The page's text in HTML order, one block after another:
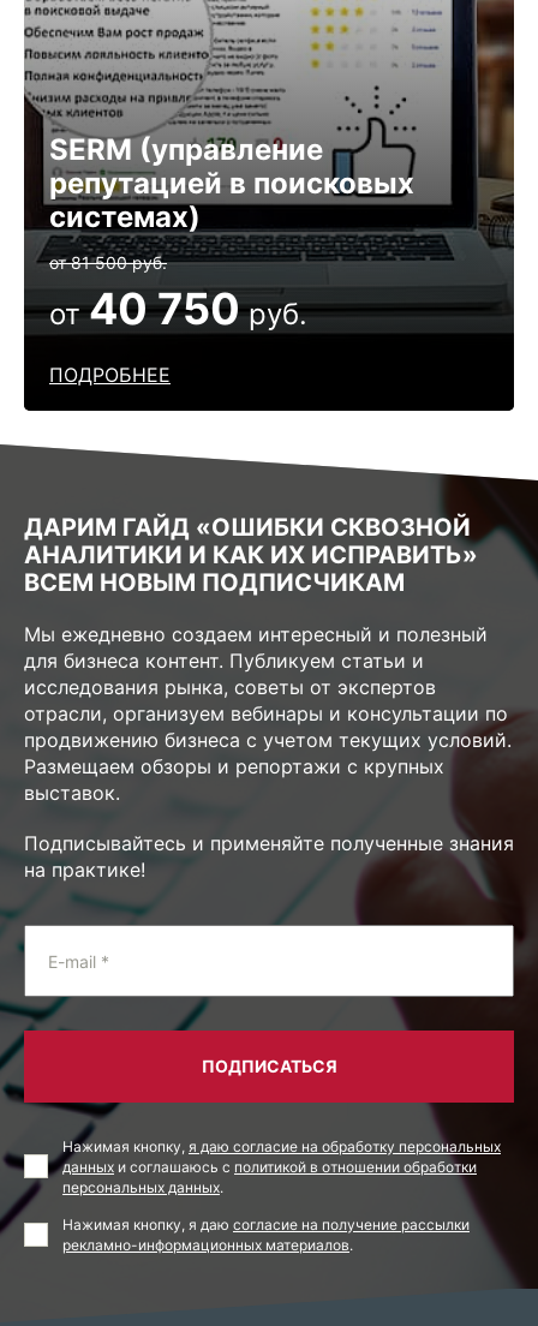
SERM (управление
репутацией в поисковых
системах)
ПОДРОБНЕЕ
от 81 500 руб.
от40 750руб.
ДАРИМ ГАЙД «ОШИБКИ СКВОЗНОЙ
АНАЛИТИКИ И КАК ИХ ИСПРАВИТЬ»
ВСЕМ НОВЫМ ПОДПИСЧИКАМ
Мы ежедневно создаем интересный и полезный
для бизнеса контент. Публикуем статьи и
исследования рынка, советы от экспертов
отрасли, организуем вебинары и консультации по
продвижению бизнеса с учетом текущих условий.
Размещаем обзоры и репортажи с крупных
выставок.
Подписывайтесь и применяйте полученные знания
на практике!
E-mail *
ПОДПИСАТЬСЯ
Нажимая кнопку, я даю согласие на обработку персональных
данных и соглашаюсь с политикой в отношении обработки
персональных данных.
Нажимая кнопку, я даю согласие на получение рассылки
рекламно-информационных материалов.